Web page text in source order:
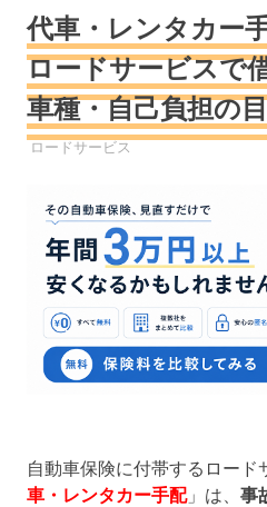
代車・レンタカー
ロードサービスで
車種・自己負担の
自動車保険
ロードサービス
自動車保険に付帯するロード
車・レンタカー手配」は、 事